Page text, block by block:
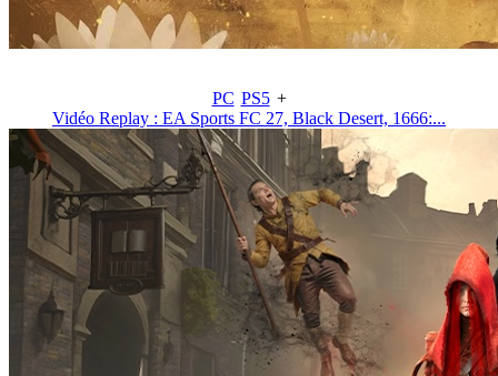
PC PS5 +
Vidéo Replay : EA Sports FC 27, Black Desert, 1666:...